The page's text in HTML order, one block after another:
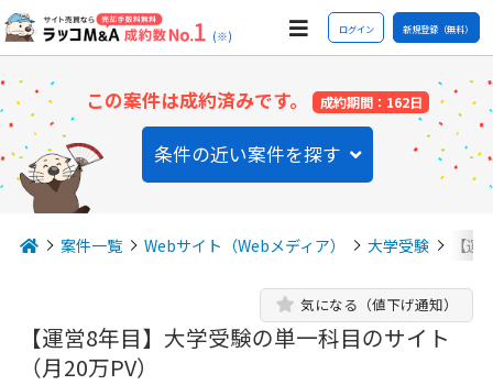
(※) ログイン 新規登録（無料）
この案件は成約済みです。 成約期間：162日
条件の近い案件を探す
案件一覧 Webサイト（Webメディア） 大学受験 【
【運営8年目】大学受験の単一科目のサイト
（月20万PV）
気になる（値下げ通知）